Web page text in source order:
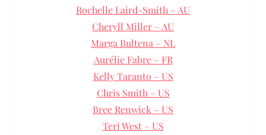
Rochelle Laird-Smith – AU
Cheryll Miller – AU
Marga Bultena – NL
Aurélie Fabre – FR
Kelly Taranto – US
Chris Smith – US
Bree Renwick – US
Teri West – US